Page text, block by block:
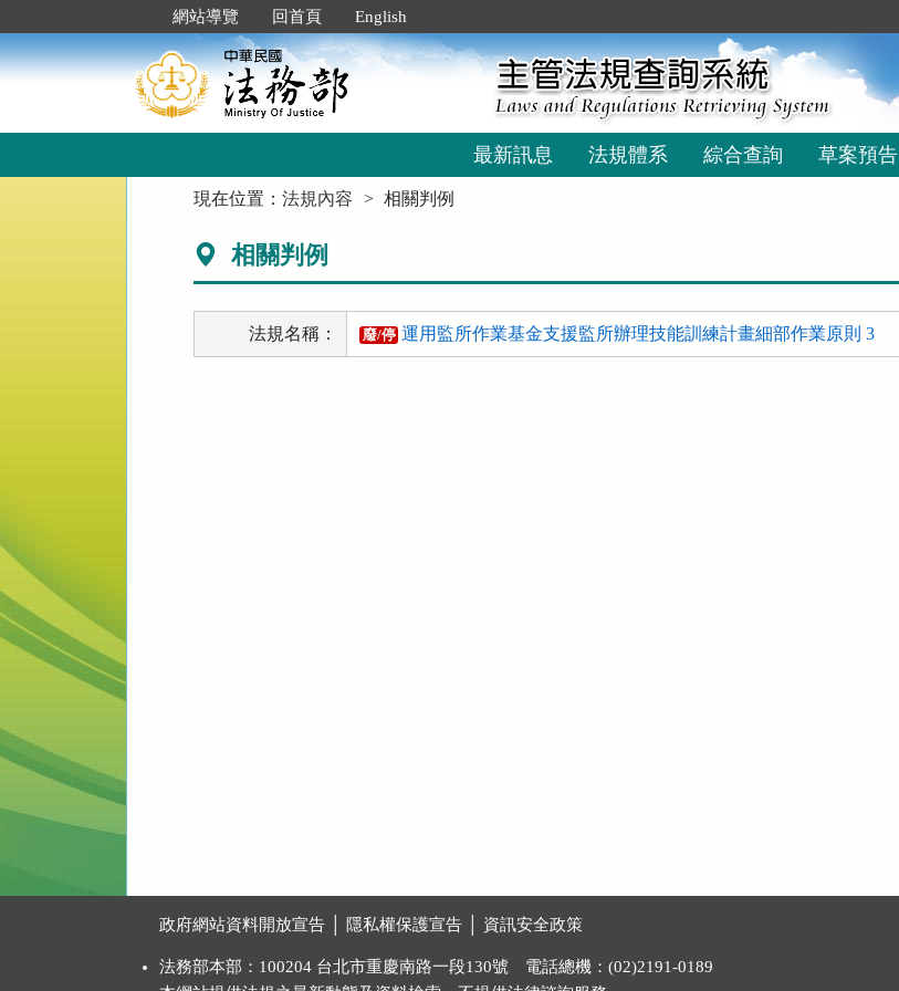
到
主
要
網站導覽 回首頁 English
最新訊息 法規體系 綜合查詢 草案預告
現在位置：法規內容 相關判例
相關判例
法規名稱： 廢/停 運用監所作業基金支援監所辦理技能訓練計畫細部作業原則 3
政府網站資料開放宣告 隱私權保護宣告 資訊安全政策
法務部本部：100204 台北市重慶南路一段130號 電話總機：(02)2191-0189